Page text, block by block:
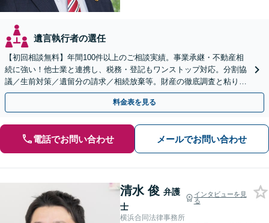
遺言執行者の選任
【初回相談無料】年間100件以上のご相談実績。事業承継・不動産相
続に強い！他士業と連携し、税務・登記もワンストップ対応。分割協
議／生前対策／遺留分の請求／相続放棄等。財産の徹底調査と粘り強
い交渉により、最善の解決へ【日本大通り駅2分】
料金表を見る
電話でお問い合わせ メールでお問い合わせ
清水 俊 弁護
士
インタビューを見
る
横浜合同法律事務所